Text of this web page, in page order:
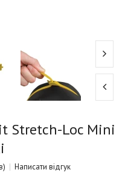
Stretch-Loc Mini
Написати відгук